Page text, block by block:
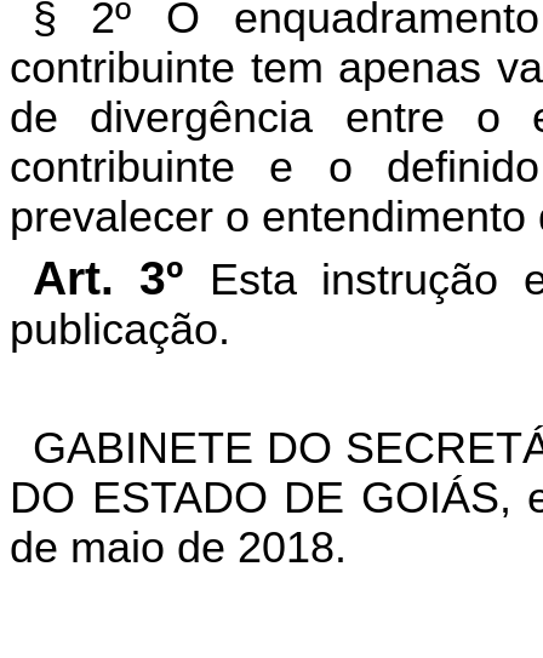
§ 2º O
contribuinte tem apenas
de divergência entre o
contribuinte e o
prevalecer o
Art. 3º
Esta instrução
publicação.
GABINETE DO
DO ESTADO DE GOIÁS,
de maio de 2018.